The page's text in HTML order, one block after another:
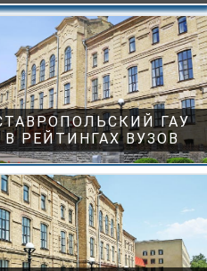
ГАУ
В РЕЙТИНГАХ ВУЗОВ